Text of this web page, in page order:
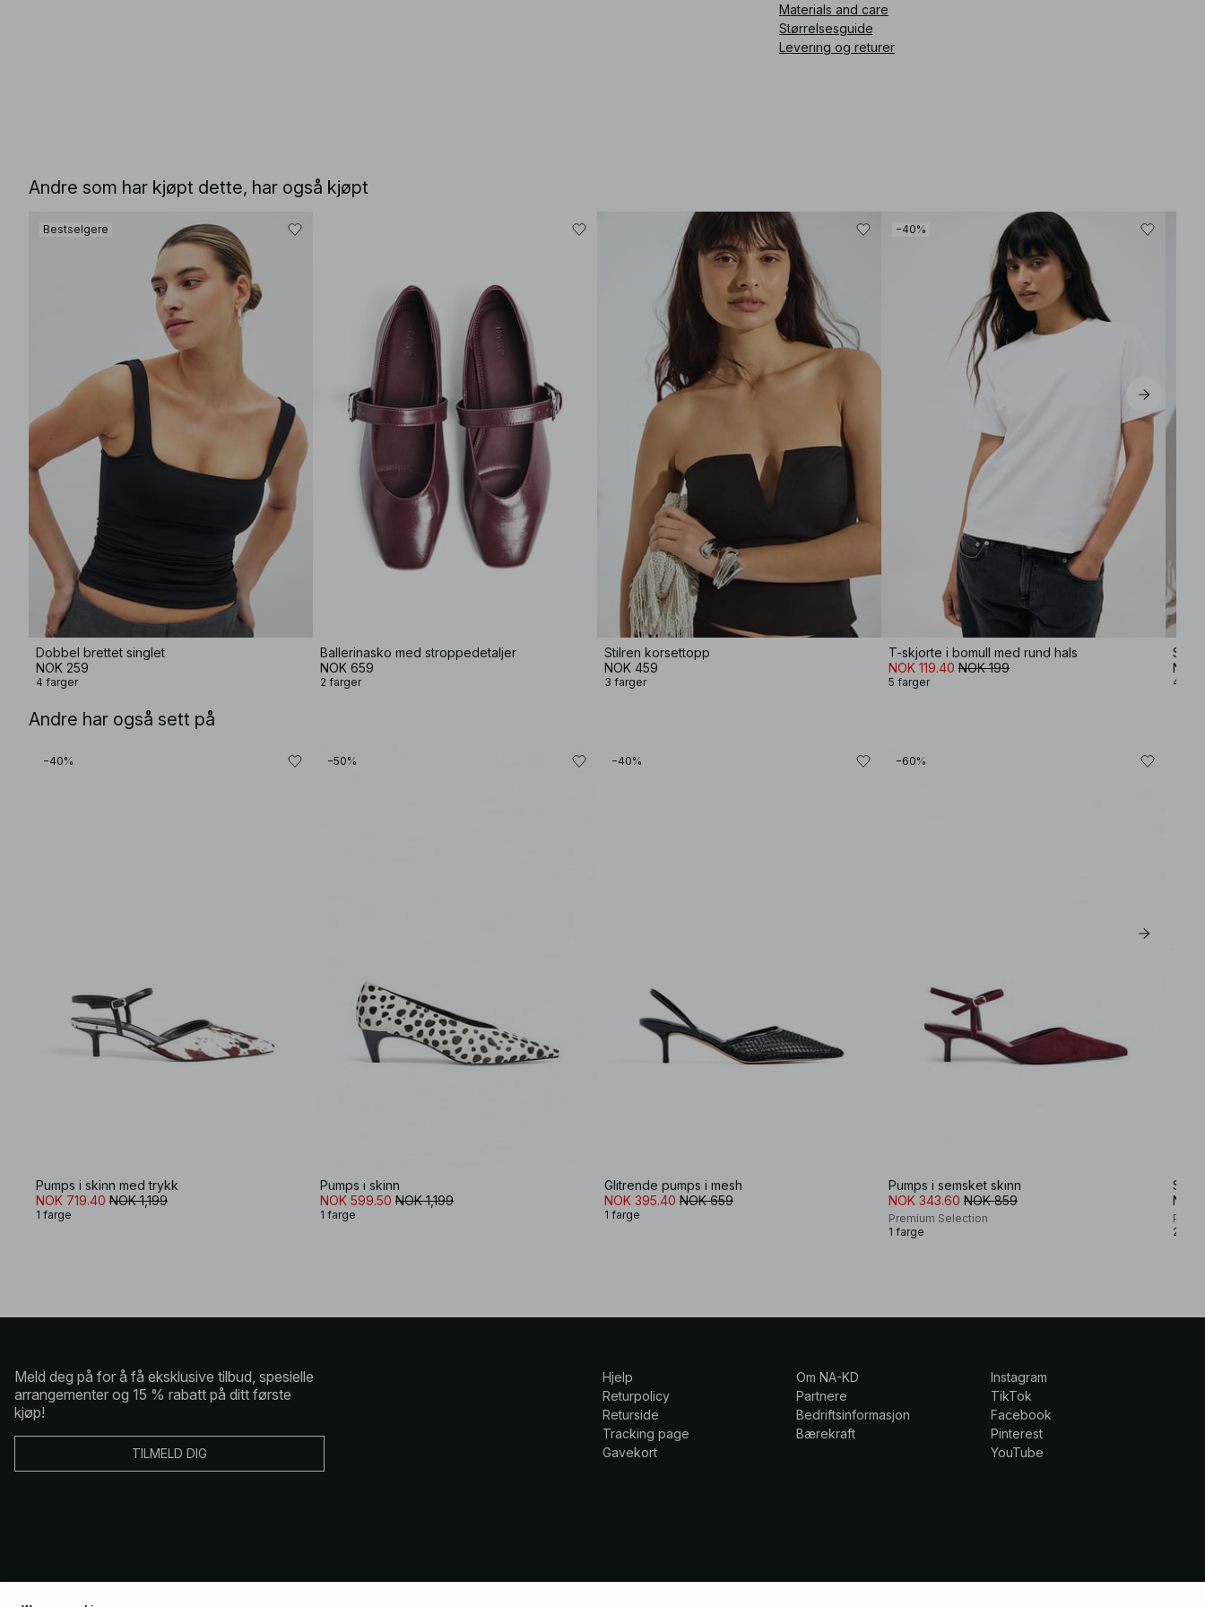
Materials and care
Størrelsesguide
Levering og returer
Andre som har kjøpt dette, har også kjøpt
Bestselgere
Dobbel brettet singlet
NOK 259
4 farger
Ballerinasko med stroppedetaljer
NOK 659
2 farger
Stilren korsettopp
NOK 459
3 farger
−40%
T-skjorte i bomull med rund hals
NOK 119.40 NOK 199
5 farger
NOK
4
Andre har også sett på
−40%
Pumps i skinn med trykk
NOK 719.40 NOK 1,199
1 farge
−50%
Pumps i skinn
NOK 599.50 NOK 1,199
1 farge
−40%
Glitrende pumps i mesh
NOK 395.40 NOK 659
1 farge
−60%
Pumps i semsket skinn
NOK 343.60 NOK 859
Premium Selection
1 farge
NOK
2
Meld deg på for å få eksklusive tilbud, spesielle
arrangementer og 15 % rabatt på ditt første
kjøp!
TILMELD DIG
Hjelp
Returpolicy
Returside
Tracking page
Gavekort
Om NA-KD
Partnere
Bedriftsinformasjon
Bærekraft
Instagram
TikTok
Facebook
Pinterest
YouTube